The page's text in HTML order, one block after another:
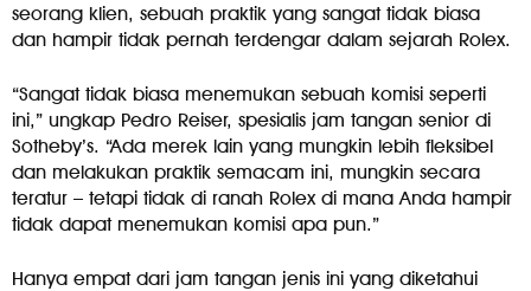
seorang klien, sebuah praktik yang sangat tidak biasa
dan hampir tidak pernah terdengar dalam sejarah Rolex.
“Sangat tidak biasa menemukan sebuah komisi seperti
ini,” ungkap Pedro Reiser, spesialis jam tangan senior di
Sotheby’s. “Ada merek lain yang mungkin lebih fleksibel
dan melakukan praktik semacam ini, mungkin secara
teratur – tetapi tidak di ranah Rolex di mana Anda hampir
tidak dapat menemukan komisi apa pun.”
Hanya empat dari jam tangan jenis ini yang diketahui